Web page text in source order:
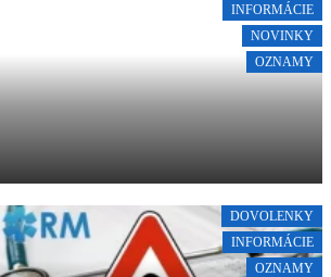
INFORMÁCIE
NOVINKY
OZNAMY
DOVOLENKY
INFORMÁCIE
OZNAMY